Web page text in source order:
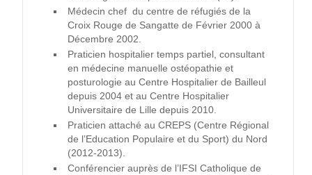
Médecin chef du centre de réfugiés de la
Croix Rouge de Sangatte de Février 2000 à
Décembre 2002.
Praticien hospitalier temps partiel, consultant
en médecine manuelle ostéopathie et
posturologie au Centre Hospitalier de Bailleul
depuis 2004 et au Centre Hospitalier
Universitaire de Lille depuis 2010.
Praticien attaché au CREPS (Centre Régional
de l’Education Populaire et du Sport) du Nord
(2012-2013).
Conférencier auprès de l’IFSI Catholique de